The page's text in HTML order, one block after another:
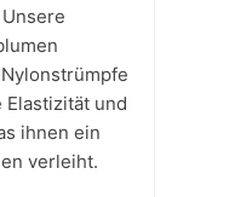
und
ihnen ein
verleiht.